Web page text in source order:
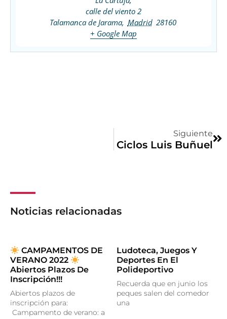
calle del viento 2
Talamanca de Jarama, Madrid 28160
+ Google Map
Siguiente
Ciclos Luis Buñuel
Noticias relacionadas
CAMPAMENTOS DE
VERANO 2022
Abiertos Plazos De
Inscripción!!!
Abiertos plazos de
inscripción para:
Campamento de verano: a
Ludoteca, Juegos Y
Deportes En El
Polideportivo
Recuerda que en junio los
peques salen del comedor
una